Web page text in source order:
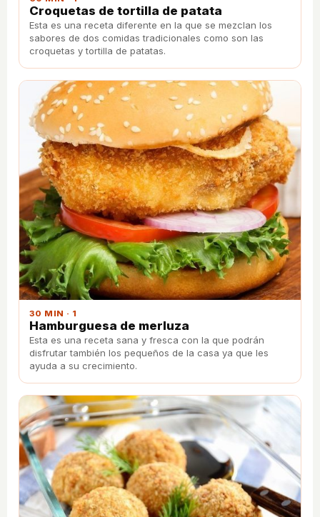
Croquetas de tortilla de patata
Esta es una receta diferente en la que se mezclan los
sabores de dos comidas tradicionales como son las
croquetas y tortilla de patatas.
30 MIN · 1
Hamburguesa de merluza
Esta es una receta sana y fresca con la que podrán
disfrutar también los pequeños de la casa ya que les
ayuda a su crecimiento.